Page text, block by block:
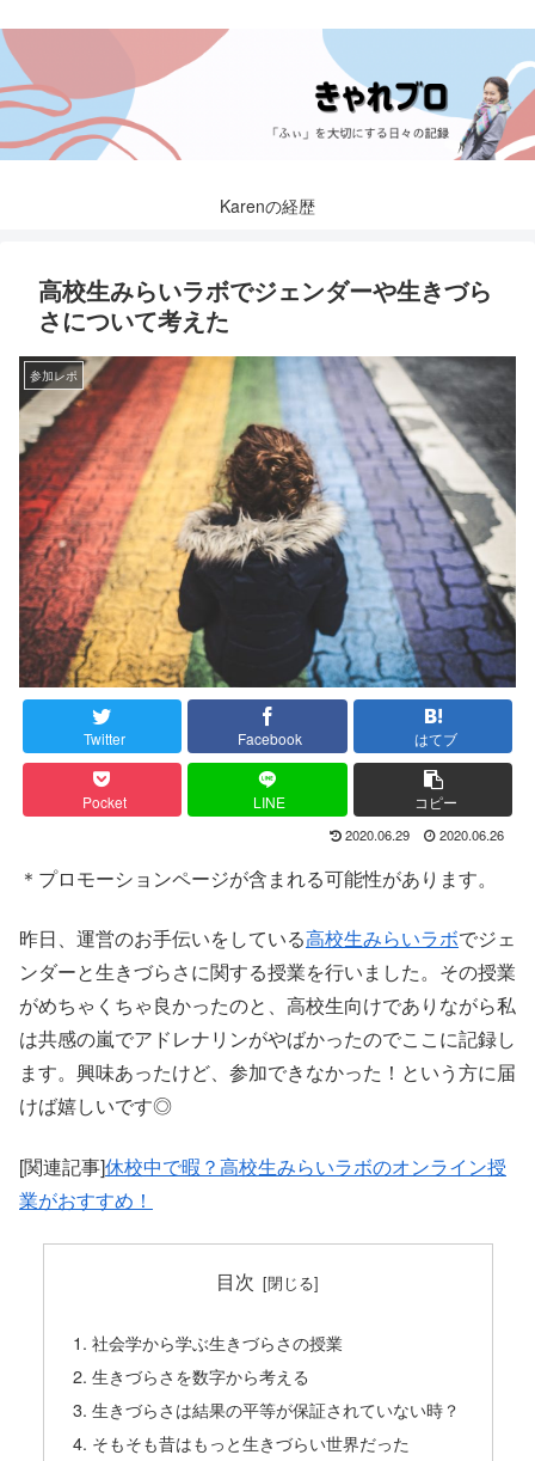
Karenの経歴
高校生みらいラボでジェンダーや生きづら
さについて考えた
参加レポ
Twitter Facebook はてブ
Pocket LINE コピー
2020.06.29 2020.06.26
＊プロモーションページが含まれる可能性があります。
昨日、運営のお手伝いをしている高校生みらいラボでジェ
ンダーと生きづらさに関する授業を行いました。その授業
がめちゃくちゃ良かったのと、高校生向けでありながら私
は共感の嵐でアドレナリンがやばかったのでここに記録し
ます。興味あったけど、参加できなかった！という方に届
けば嬉しいです◎
[関連記事]休校中で暇？高校生みらいラボのオンライン授
業がおすすめ！
目次
社会学から学ぶ生きづらさの授業
生きづらさを数字から考える
生きづらさは結果の平等が保証されていない時？
そもそも昔はもっと生きづらい世界だった